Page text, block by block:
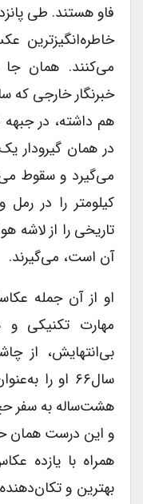
فاو هستند. طى
خاطره‌انگیزترین
می‌کنند. همان
خبرنگار خارجى که
هم داشته، در
در همان گیرودار
می‌گیرد و سقوط
کیلومتر را در
تاریخى را از لاشه
آن است، می‌گیرند.
او از آن جمله
مهارت تکنیکى و
بی‌انتهایش، از
سال۶۶ او را
هشت‌ساله به سفر
و این درست همان
همراه با یازده
بهترین و